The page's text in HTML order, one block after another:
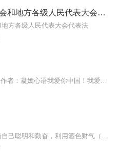
全国人民代表大会和地方各级人民代表大会代表法
方各级人民代表大会代表法